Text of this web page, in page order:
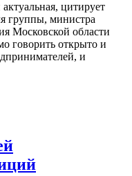
цитирует
группы, министра
Московской области
говорить открыто и
и